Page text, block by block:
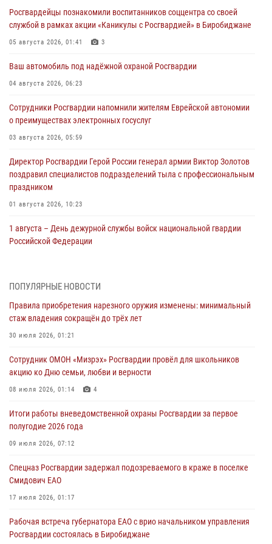
Росгвардейцы познакомили воспитанников соццентра со своей
службой в рамках акции «Каникулы с Росгвардией» в Биробиджане
05 августа 2026, 01:41 3
Ваш автомобиль под надёжной охраной Росгвардии
04 августа 2026, 06:23
Сотрудники Росгвардии напомнили жителям Еврейской автономии
о преимуществах электронных госуслуг
03 августа 2026, 05:59
Директор Росгвардии Герой России генерал армии Виктор Золотов
поздравил специалистов подразделений тыла с профессиональным
праздником
01 августа 2026, 10:23
1 августа – День дежурной службы войск национальной гвардии
Российской Федерации
В Росгвардии вспоминают российских воинов, погибших в Первой
01 августа 2026, 10:19
Внесены изменения в правила проведения контрольного отстрела
31 июля 2026, 01:48
Правила приобретения нарезного оружия изменены: минимальный
30 июля 2026, 01:21
Росгвардейцы задержали гражданина за хулиганство и попытку
29 июля 2026, 01:05
ПОПУЛЯРНЫЕ НОВОСТИ
Правила приобретения нарезного оружия изменены: минимальный
стаж владения сокращён до трёх лет
30 июля 2026, 01:21
Сотрудник ОМОН «Мизрэх» Росгвардии провёл для школьников
акцию ко Дню семьи, любви и верности
08 июля 2026, 01:14 4
Итоги работы вневедомственной охраны Росгвардии за первое
полугодие 2026 года
09 июля 2026, 07:12
Спецназ Росгвардии задержал подозреваемого в краже в поселке
Смидович ЕАО
17 июля 2026, 01:17
Рабочая встреча губернатора ЕАО с врио начальником управления
Росгвардии состоялась в Биробиджане